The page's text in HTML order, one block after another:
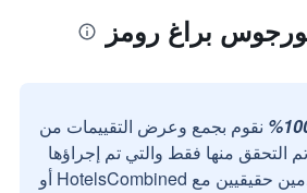
براغ رومز
نقوم بجمع وعرض التقييمات من
التحقق منها فقط والتي تم إجراؤها
بواسطة مستخدمين حقيقيين مع HotelsCombined أو